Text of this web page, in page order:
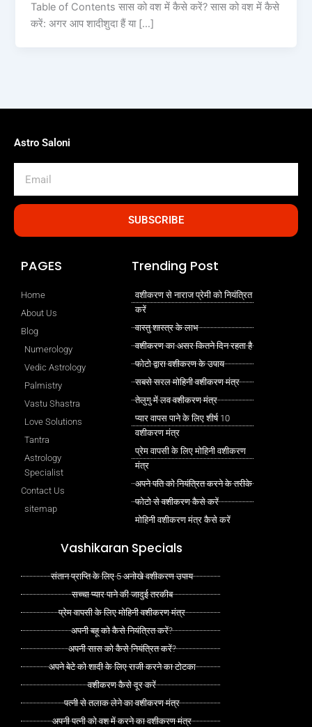
Table of Contents सास को वश में कैसे करें? सास को वश में कैसे
करें: अगर आप शादीशुदा हैं या […]
Astro Saloni
SUBSCRIBE
PAGES
Home
About Us
Blog
Numerology
Vedic Astrology
Palmistry
Vastu Shastra
Love Solutions
Tantra
Astrology
Specialist
Contact Us
sitemap
Trending Post
वशीकरण से नाराज प्रेमी को नियंत्रित
करें
वास्तु शास्त्र के लाभ
वशीकरण का असर कितने दिन रहता है
फोटो द्वारा वशीकरण के उपाय
सबसे सरल मोहिनी वशीकरण मंत्र
तेलुगु में लव वशीकरण मंत्र
प्यार वापस पाने के लिए शीर्ष 10
वशीकरण मंत्र
प्रेम वापसी के लिए मोहिनी वशीकरण
मंत्र
अपने पति को नियंत्रित करने के तरीके
फोटो से वशीकरण कैसे करें
मोहिनी वशीकरण मंत्र कैसे करें
Vashikaran Specials
संतान प्राप्ति के लिए 5 अनोखे वशीकरण उपाय
सच्चा प्यार पाने की जादुई तरकीब
प्रेम वापसी के लिए मोहिनी वशीकरण मंत्र
अपनी बहू को कैसे नियंत्रित करें?
अपनी सास को कैसे नियंत्रित करें?
अपने बेटे को शादी के लिए राजी करने का टोटका
वशीकरण कैसे दूर करें
पत्नी से तलाक लेने का वशीकरण मंत्र
अपनी पत्नी को वश में करने का वशीकरण मंत्र